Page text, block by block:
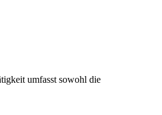
umfasst sowohl die